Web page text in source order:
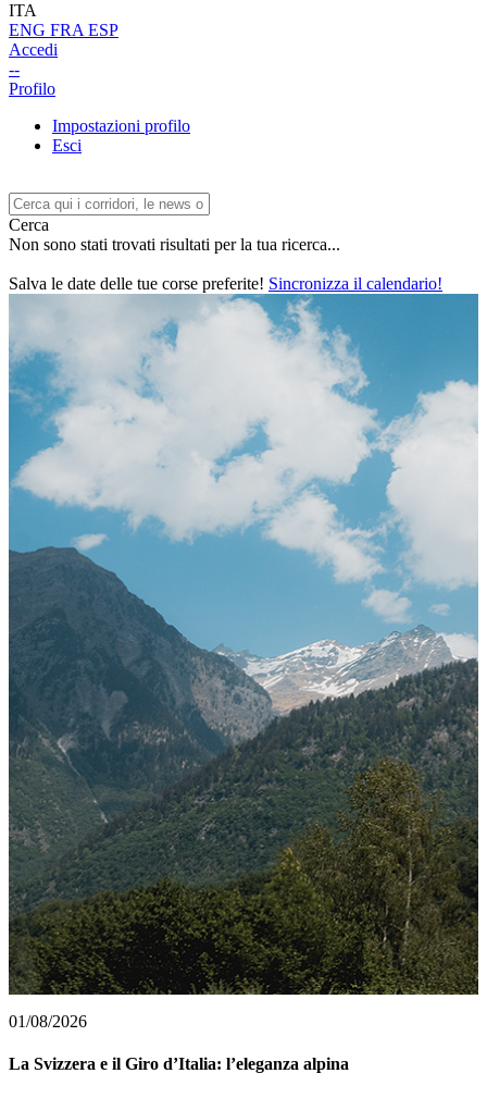
ITA
ENG FRA ESP
Accedi
--
Profilo
Impostazioni profilo
Esci
Cerca
Non sono stati trovati risultati per la tua ricerca...
Salva le date delle tue corse preferite! Sincronizza il calendario!
01/08/2026
La Svizzera e il Giro d’Italia: l’eleganza alpina